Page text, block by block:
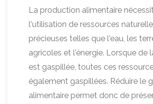
La production alimentaire
l'utilisation de ressources
précieuses telles que l'eau, les
agricoles et l'énergie. Lorsque de
est gaspillée, toutes ces
également gaspillées. Réduire le
alimentaire permet donc de